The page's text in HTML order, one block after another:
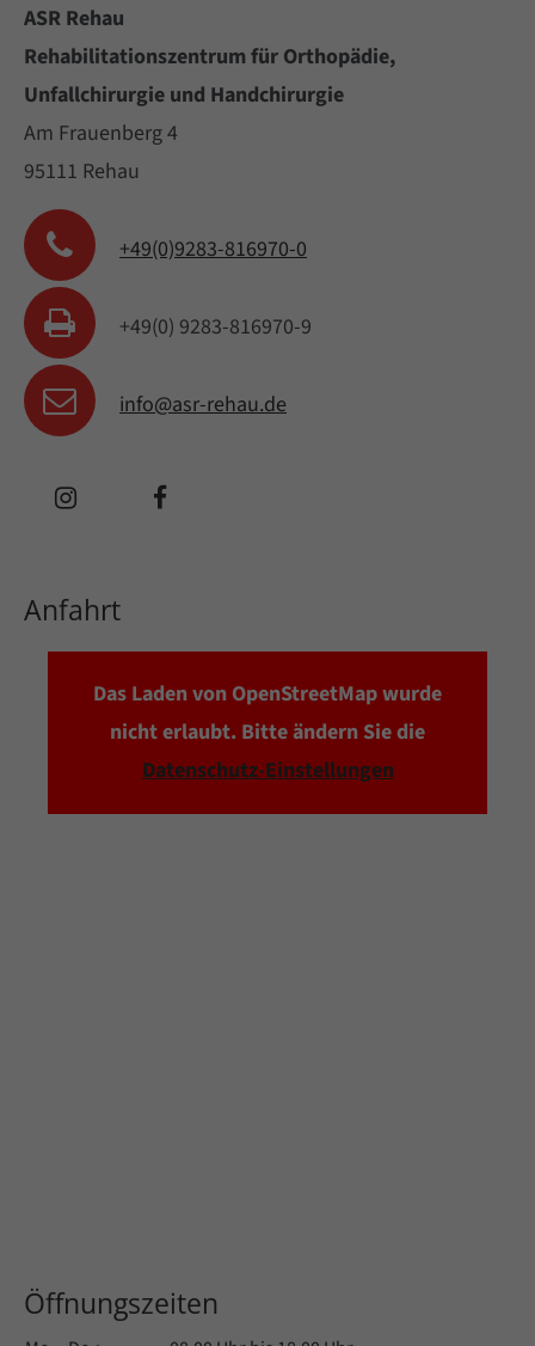
ASR Rehau
Rehabilitationszentrum für Orthopädie,
Unfallchirurgie und Handchirurgie
Am Frauenberg 4
95111 Rehau
+49(0)9283-816970-0
+49(0) 9283-816970-9
info@asr-rehau.de
Anfahrt
Das Laden von OpenStreetMap wurde
nicht erlaubt. Bitte ändern Sie die
Datenschutz-Einstellungen
Öffnungszeiten